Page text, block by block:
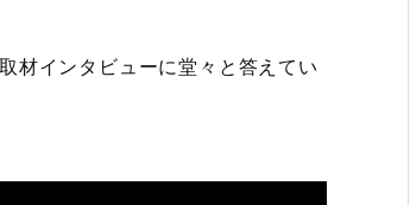
材インタビューに堂々と答えてい